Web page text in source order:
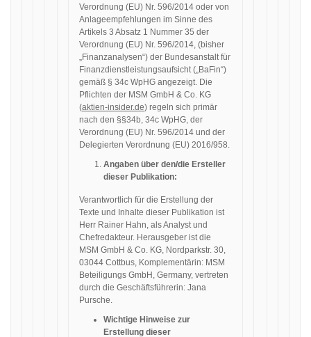
Verordnung (EU) Nr. 596/2014 oder von
Anlageempfehlungen im Sinne des
Artikels 3 Absatz 1 Nummer 35 der
Verordnung (EU) Nr. 596/2014, (bisher
„Finanzanalysen“) der Bundesanstalt für
Finanzdienstleistungsaufsicht („BaFin“)
gemäß § 34c WpHG angezeigt. Die
Pflichten der MSM GmbH & Co. KG
(aktien-insider.de) regeln sich primär
nach den §§34b, 34c WpHG, der
Verordnung (EU) Nr. 596/2014 und der
Delegierten Verordnung (EU) 2016/958.
Angaben über den/die Ersteller
dieser Publikation:
Verantwortlich für die Erstellung der
Texte und Inhalte dieser Publikation ist
Herr Rainer Hahn, als Analyst und
Chefredakteur. Herausgeber ist die
MSM GmbH & Co. KG, Nordparkstr. 30,
03044 Cottbus, Komplementärin: MSM
Beteiligungs GmbH, Germany, vertreten
durch die Geschäftsführerin: Jana
Pursche.
Wichtige Hinweise zur
Erstellung dieser